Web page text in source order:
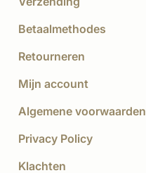
Betaalmethodes
Retourneren
Mijn account
Algemene voorwaarden
Privacy Policy
Klachten